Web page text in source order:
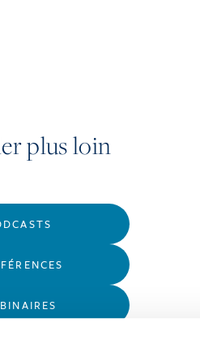
plus loin